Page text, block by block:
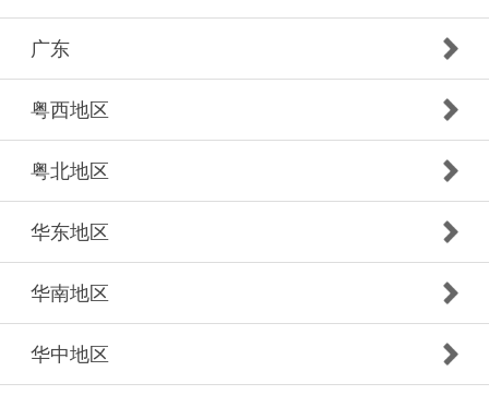
广东
粤西地区
粤北地区
华东地区
华南地区
华中地区